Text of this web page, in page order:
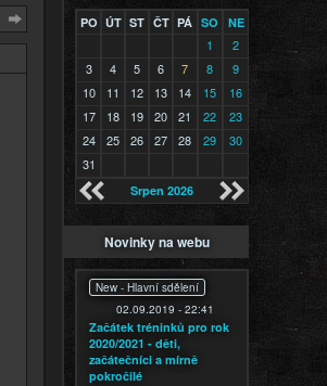
PO ÚT ST ČT PÁ SO NE
1
2
3
4 5 6 7 8
9
10
11 12 13 14 15
16
17
18 19 20 21 22
23
24
25 26 27 28 29
30
31
Srpen 2026
Novinky na webu
New - Hlavní sdělení
02.09.2019 - 22:41
Začátek tréninků pro rok
2020/2021 - děti,
začátečníci a mírně
pokročilé